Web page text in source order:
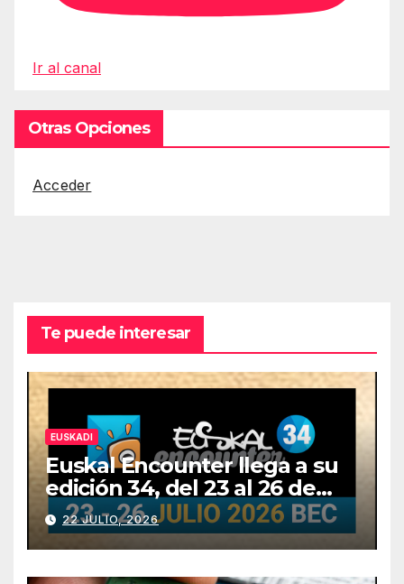
Ir al canal
Otras Opciones
Acceder
Te puede interesar
EUSKADI
Euskal Encounter llega a su
edición 34, del 23 al 26 de
julio
22 JULIO, 2026